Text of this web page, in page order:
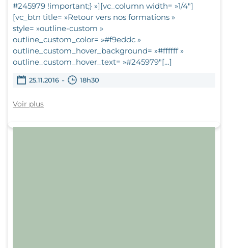
#245979 !important;} »][vc_column width= »1/4″]
[vc_btn title= »Retour vers nos formations »
style= »outline-custom »
outline_custom_color= »#f9eddc »
outline_custom_hover_background= »#ffffff »
outline_custom_hover_text= »#245979″[…]
25.11.2016 - 18h30
Voir plus